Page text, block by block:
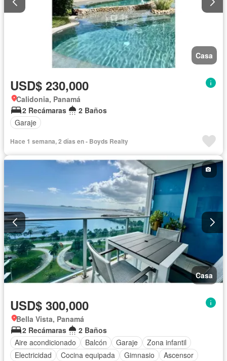
Casa
USD$ 230,000
Calidonia, Panamá
2 Recámaras
2 Baños
Garaje
Hace 1 semana, 2 días en - Boyds Realty
Casa
USD$ 300,000
Bella Vista, Panamá
2 Recámaras
2 Baños
Aire acondicionado
Balcón Garaje
Zona infantil
Electricidad
Cocina equipada Gimnasio
Ascensor